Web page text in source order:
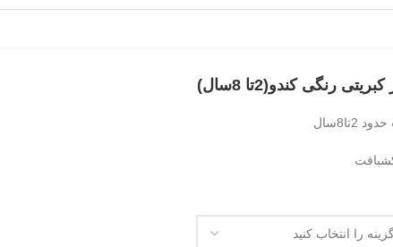
رنگی کندو(2تا 8سال)
2تا8سال